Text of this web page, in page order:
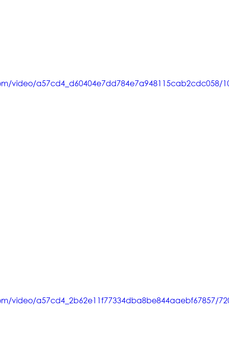
video/a57cd4_d60404e7dd784e7a948115cab2cdc058/
video/a57cd4_2b62e11f77334dba8be844aaebf67857/